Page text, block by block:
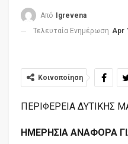
Από Igrevena
Τελευταία Ενημέρωση Apr
Κοινοποίηση
ΠΕΡΙΦΕΡΕΙΑ ΔΥΤΙΚΗΣ
ΗΜΕΡΗΣΙΑ ΑΝΑΦΟΡΑ